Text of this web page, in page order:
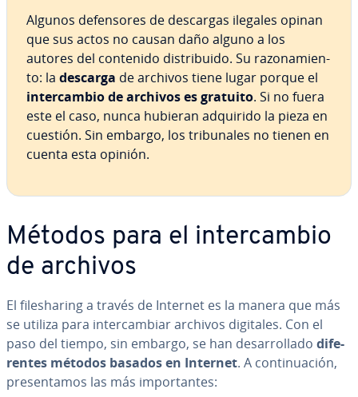
Algunos de­fe­n­so­res de descargas ilegales opinan
que sus actos no causan daño alguno a los
autores del contenido di­s­tri­bui­do. Su ra­zo­na­mie­n­
to: la descarga de archivos tiene lugar porque el
in­te­r­ca­m­bio de archivos es gratuito. Si no fuera
este el caso, nunca hubieran adquirido la pieza en
cuestión. Sin embargo, los tri­bu­na­les no tienen en
cuenta esta opinión.
Métodos para el in­te­r­ca­m­bio
de archivos
El fi­le­sha­ri­ng a través de Internet es la manera que más
se utiliza para in­te­r­ca­m­biar archivos digitales. Con el
paso del tiempo, sin embargo, se han de­sa­rro­lla­do di­fe­
re­n­tes métodos basados en Internet. A co­n­ti­nua­ción,
pre­se­n­ta­mos las más im­po­r­ta­n­tes: